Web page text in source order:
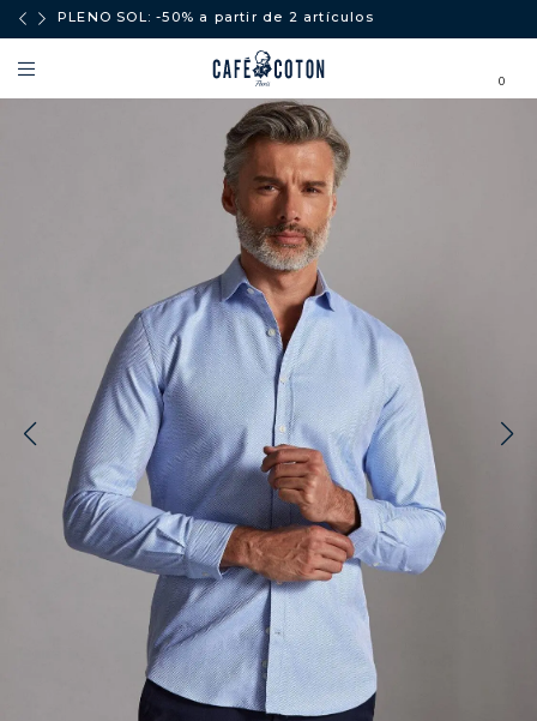
a PLENO SOL: -50% a partir de 2 artículos
0